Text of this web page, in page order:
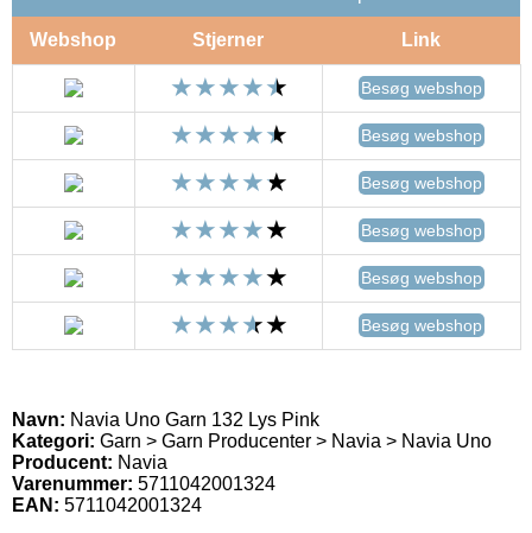
Webshop Stjerner Link
Besøg webshop
Besøg webshop
Besøg webshop
Besøg webshop
Besøg webshop
Besøg webshop
Navn: Navia Uno Garn 132 Lys Pink
Kategori: Garn > Garn Producenter > Navia > Navia Uno
Producent: Navia
Varenummer: 5711042001324
EAN: 5711042001324